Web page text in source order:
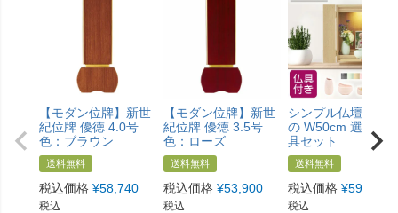
【モダン位牌】新世
紀位牌 優徳 4.0号
色：ブラウン
送料無料
税込価格 ¥58,740
税込
【モダン位牌】新世
紀位牌 優徳 3.5号
色：ローズ
送料無料
税込価格 ¥53,900
税込
シンプル仏壇 あけ
の W50cm 選べる
具セット
送料無料
税込価格 ¥59,800
税込